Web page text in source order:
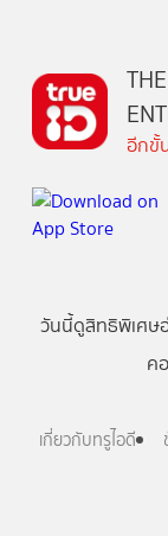
อีกขั้
วันนี้ดูสิทธิพิเศษ
ค
เกี่ยวกับทรูไอดี